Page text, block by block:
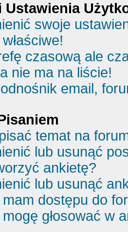
Ustawienia
swoje
czasową ale
nie ma na liście!
email,
temat na
lub usunąć
ankietę?
lub usunąć
dostępu do
głosować w